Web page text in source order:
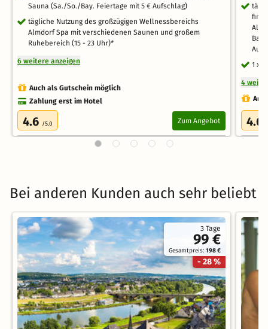
Sauna (Sa./So./Bay. Feiertage mit 5 € Aufschlag)
tägliche Nutzung des großzügigen Wellnessbereichs
Almdorf Spa mit verschiedenen Saunen und großem
Ruhebereich (15 - 23 Uhr)*
6 weitere anzeigen
Auch als Gutschein möglich
Zahlung erst im Hotel
4.6 /5.0 Zum Angebot
1 x
4
4.6
Bei anderen Kunden auch sehr beliebt
3 Tage
99 €
Gesamtpreis:198 €
- 28 %